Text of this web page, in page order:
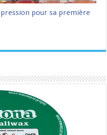
pour sa première